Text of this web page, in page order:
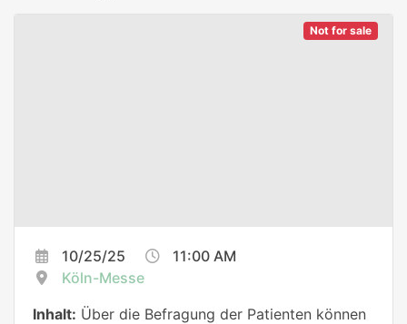
Not for sale
10/25/25
11:00 AM
Köln-Messe
Inhalt: Über die Befragung der Patienten können